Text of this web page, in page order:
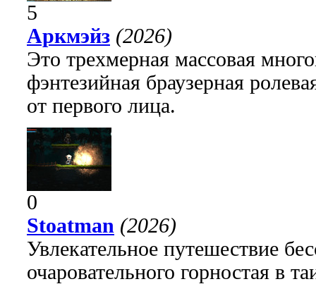
5
Аркмэйз (2026)
Это трехмерная массовая
фэнтезийная браузерная
от первого лица.
0
Stoatman (2026)
Увлекательное путешествие
очаровательного горностая в